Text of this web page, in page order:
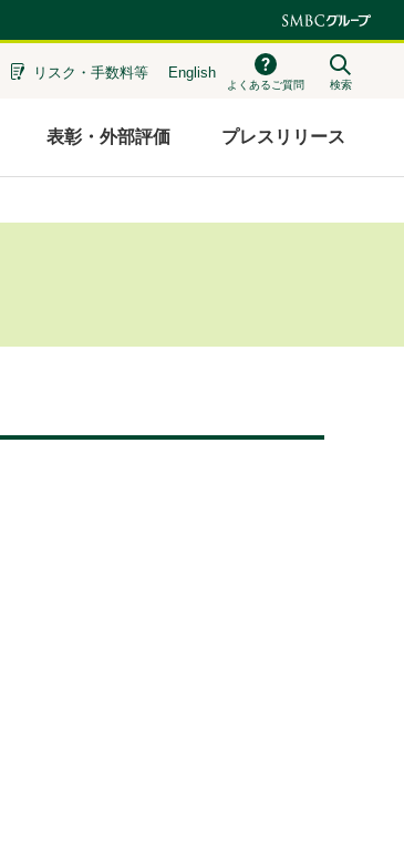
リスク・ 手数料等 English
よくあるご質問 検索
表彰・外部評価 プレスリリース